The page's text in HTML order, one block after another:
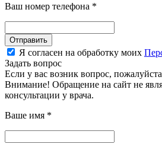
Ваш номер телефона *
Отправить
Я согласен на обработку моих
Задать вопрос
Если у вас возник вопрос,
Внимание! Обращение на сайт не
консультации у врача.
Ваше имя *